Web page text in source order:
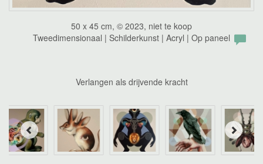
50 x 45 cm, © 2023, niet te koop
Tweedimensionaal | Schilderkunst | Acryl | Op paneel
Verlangen als drijvende kracht